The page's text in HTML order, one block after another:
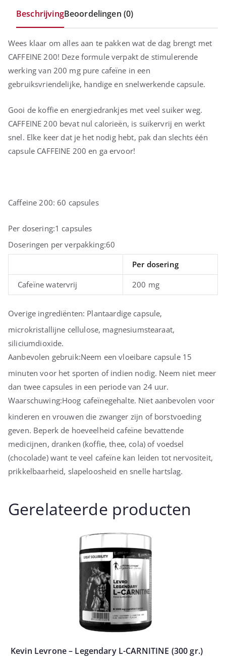
BeschrijvingBeoordelingen (0)
Wees klaar om alles aan te pakken wat de dag brengt met
CAFFEINE 200! Deze formule verpakt de stimulerende
werking van 200 mg pure cafeïne in een
gebruiksvriendelijke, handige en snelwerkende capsule.
Gooi de koffie en energiedrankjes met veel suiker weg.
CAFFEINE 200 bevat nul calorieën, is suikervrij en werkt
snel. Elke keer dat je het nodig hebt, pak dan slechts één
capsule CAFFEINE 200 en ga ervoor!
Caffeine 200: 60 capsules
Per dosering:1 capsules
Doseringen per verpakking:60
Per dosering
Cafeïne watervrij
200 mg
Overige ingrediënten: Plantaardige capsule,
microkristallijne cellulose, magnesiumstearaat,
siliciumdioxide.
Aanbevolen gebruik:Neem een ​​vloeibare capsule 15
minuten voor het sporten of indien nodig. Neem niet meer
dan twee capsules in een periode van 24 uur.
Waarschuwing:Hoog cafeïnegehalte. Niet aanbevolen voor
kinderen en vrouwen die zwanger zijn of borstvoeding
geven. Beperk de hoeveelheid cafeïne bevattende
medicijnen, dranken (koffie, thee, cola) of voedsel
(chocolade) want te veel cafeïne kan leiden tot nervositeit,
prikkelbaarheid, slapeloosheid en snelle hartslag.
Gerelateerde producten
Kevin Levrone – Legendary L-CARNITINE (300 gr.)